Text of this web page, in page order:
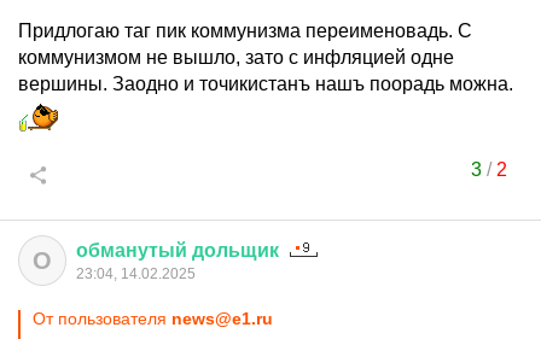
Придлогаю таг пик коммунизма переименовадь. С
коммунизмом не вышло, зато с инфляцией одне
вершины. Заодно и точикистанъ нашъ поорадь можна.
3/ 2
О обманутый дольщик
23:04, 14.02.2025
От пользователя news@e1.ru